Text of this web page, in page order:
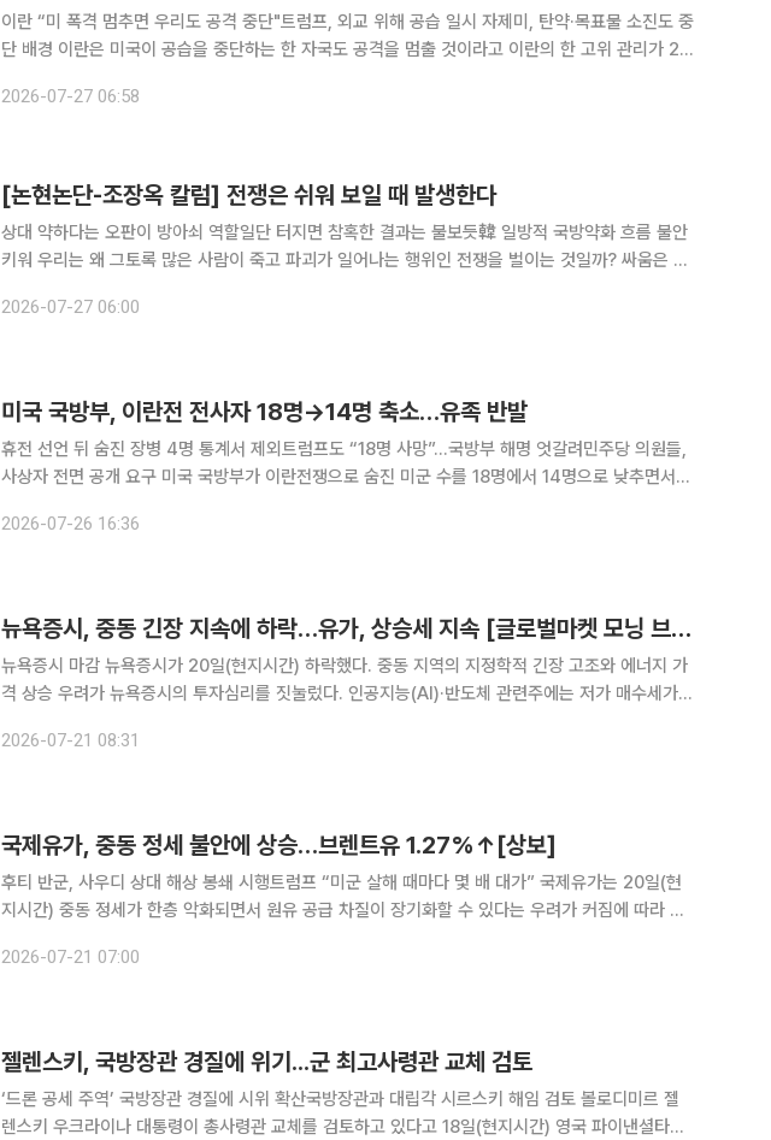
이란 “미 폭격 멈추면 우리도 공격 중단"트럼프, 외교 위해 공습 일시 자제미, 탄약·목표물 소진도 중
단 배경 이란은 미국이 공습을 중단하는 한 자국도 공격을 멈출 것이라고 이란의 한 고위 관리가 26
목표물이 거의 소진됐고 미국의 무기 비축량이 감소하는 데
2026-07-27 06:58
[논현논단-조장옥 칼럼] 전쟁은 쉬워 보일 때 발생한다
상대 약하다는 오판이 방아쇠 역할일단 터지면 참혹한 결과는 불보듯韓 일방적 국방약화 흐름 불안
키워 우리는 왜 그토록 많은 사람이 죽고 파괴가 일어나는 행위인 전쟁을 벌이는 것일까? 싸움은 인
움을 벌여왔던 것일까? 아니면 농경과 국가 나아가 문명의 출현과 더불
2026-07-27 06:00
미국 국방부, 이란전 전사자 18명→14명 축소…유족 반발
휴전 선언 뒤 숨진 장병 4명 통계서 제외트럼프도 “18명 사망”…국방부 해명 엇갈려민주당 의원들,
사상자 전면 공개 요구 미국 국방부가 이란전쟁으로 숨진 미군 수를 18명에서 14명으로 낮추면서
으로 전해지면서 전쟁의 인명 피해를 축소하려는 것 아니냐는 의혹
2026-07-26 16:36
뉴욕증시, 중동 긴장 지속에 하락…유가, 상승세 지속 [글로벌마켓 모닝 브리핑]
뉴욕증시 마감 뉴욕증시가 20일(현지시간) 하락했다. 중동 지역의 지정학적 긴장 고조와 에너지 가
격 상승 우려가 뉴욕증시의 투자심리를 짓눌렀다. 인공지능(AI)·반도체 관련주에는 저가 매수세가
에 따르면 뉴욕증시에서 다우지수는 전장보다 307.16포인트(0.5
2026-07-21 08:31
국제유가, 중동 정세 불안에 상승…브렌트유 1.27%↑[상보]
후티 반군, 사우디 상대 해상 봉쇄 시행트럼프 “미군 살해 때마다 몇 배 대가” 국제유가는 20일(현
지시간) 중동 정세가 한층 악화되면서 원유 공급 차질이 장기화할 수 있다는 우려가 커짐에 따라 상
0.90% 오른 배럴당 83.23달러에 장을 마감했다. ICE선
2026-07-21 07:00
젤렌스키, 국방장관 경질에 위기...군 최고사령관 교체 검토
‘드론 공세 주역’ 국방장관 경질에 시위 확산국방장관과 대립각 시르스키 해임 검토 볼로디미르 젤
렌스키 우크라이나 대통령이 총사령관 교체를 검토하고 있다고 18일(현지시간) 영국 파이낸셜타임